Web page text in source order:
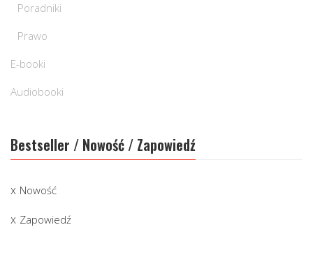
Poradniki
Prawo
E-booki
Audiobooki
Bestseller / Nowość / Zapowiedź
Nowość
Zapowiedź